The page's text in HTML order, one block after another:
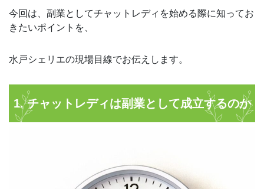
今回は、副業としてチャットレディを始める際に知ってお
きたいポイントを、
水戸シェリエの現場目線でお伝えします。
1. チャットレディは副業として成立するのか